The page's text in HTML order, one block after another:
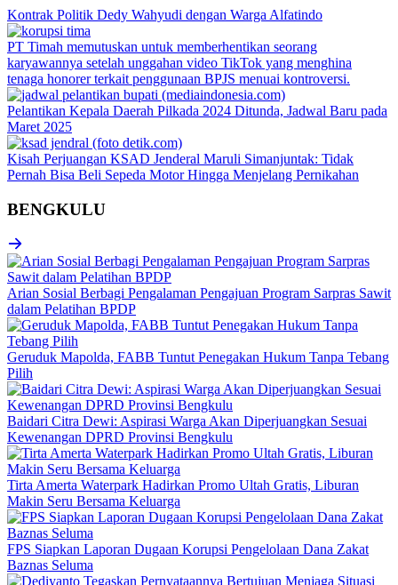
Kontrak Politik Dedy Wahyudi dengan Warga Alfatindo
PT Timah memutuskan untuk memberhentikan seorang
karyawannya setelah unggahan video TikTok yang menghina
tenaga honorer terkait penggunaan BPJS menuai kontroversi.
Pelantikan Kepala Daerah Pilkada 2024 Ditunda, Jadwal Baru pada
Maret 2025
Kisah Perjuangan KSAD Jenderal Maruli Simanjuntak: Tidak
Pernah Bisa Beli Sepeda Motor Hingga Menjelang Pernikahan
BENGKULU
Arian Sosial Berbagi Pengalaman Pengajuan Program Sarpras Sawit
dalam Pelatihan BPDP
Geruduk Mapolda, FABB Tuntut Penegakan Hukum Tanpa Tebang
Pilih
Baidari Citra Dewi: Aspirasi Warga Akan Diperjuangkan Sesuai
Kewenangan DPRD Provinsi Bengkulu
Tirta Amerta Waterpark Hadirkan Promo Ultah Gratis, Liburan
Makin Seru Bersama Keluarga
FPS Siapkan Laporan Dugaan Korupsi Pengelolaan Dana Zakat
Baznas Seluma